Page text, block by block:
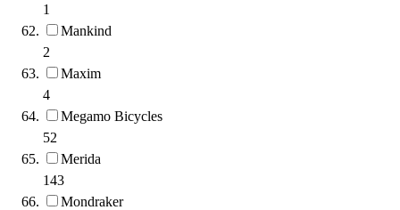
1
Mankind
2
Maxim
4
Megamo Bicycles
52
Merida
143
Mondraker